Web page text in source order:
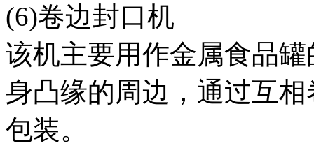
(6)卷边封口机
该机主要用作金属食品
身凸缘的周边，通过互
包装。